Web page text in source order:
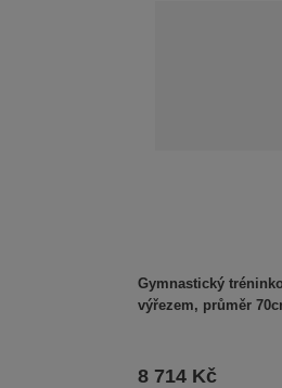
Gymnastický
výřezem, průměr
8 714 Kč